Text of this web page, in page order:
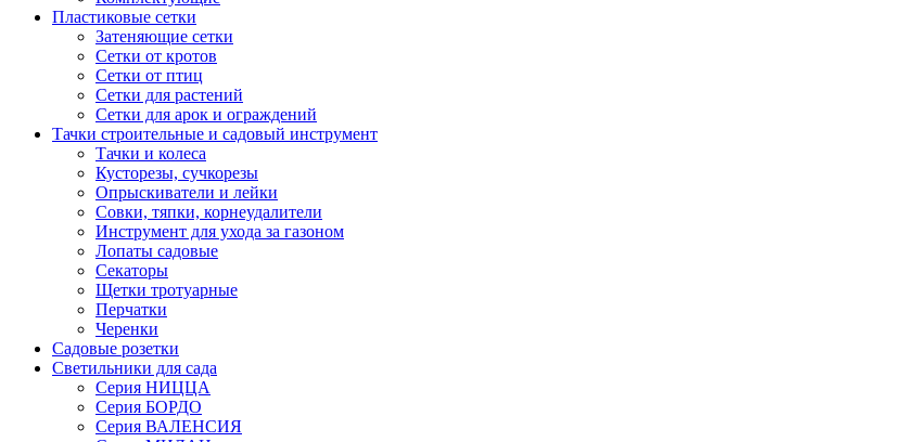
Пластиковые сетки
Затеняющие сетки
Сетки от кротов
Сетки от птиц
Сетки для растений
Сетки для арок и ограждений
Тачки строительные и садовый инструмент
Тачки и колеса
Кусторезы, сучкорезы
Опрыскиватели и лейки
Совки, тяпки, корнеудалители
Инструмент для ухода за газоном
Лопаты садовые
Секаторы
Щетки тротуарные
Перчатки
Черенки
Садовые розетки
Светильники для сада
Серия НИЦЦА
Серия БОРДО
Серия ВАЛЕНСИЯ